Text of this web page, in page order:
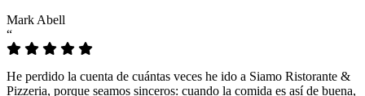
Mark Abell
“
He perdido la cuenta de cuántas veces he ido a Siamo Ristorante &
Pizzeria, porque seamos sinceros: cuando la comida es así de buena,